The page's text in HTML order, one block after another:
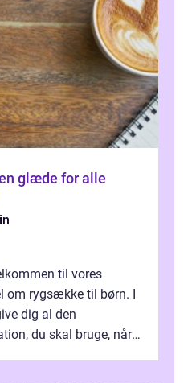
glæde for alle
til vores
om rygsække til børn. I
dig al den
du skal bruge, når